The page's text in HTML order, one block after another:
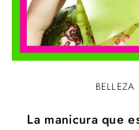
BELLEZA
La manicura que